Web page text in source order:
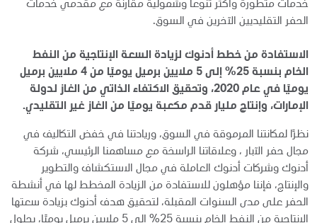
خدمات متطورة وأكثر تنوعا وشمولية مقارنة مع مقدمي خدمات
الحفر التقليديين الآخرين في السوق.
الاستفادة من خطط أدنوك لزيادة السعة الإنتاجية من النفط
الخام بنسبة 25% إلى 5 ملايين برميل يوميًا من 4 ملايين برميل
يوميًا في عام 2020، وتحقيق الاكتفاء الذاتي من الغاز لدولة
الإمارات، وإنتاج مليار قدم مكعبة يوميًا من الغاز غير التقليدي.
نظرًا لمكانتنا المرموقة في السوق، وريادتنا في خفض التكاليف في
مجال حفر الآبار ، وعلاقاتنا الراسخة مع مساهمنا الرئيسي، شركة
أدنوك وشركات أدنوك العاملة في مجال الاستكشاف والتطوير
والإنتاج، فإننا مؤهلون للاستفادة من الزيادة المخطط لها في أنشطة
الحفر على مدى السنوات المقبلة، لتحقيق هدف أدنوك بزيادة سعتها
الإنتاجية من النفط الخام بنسبة 25% إلى 5 ملايين برميل يوميًا، بحلول